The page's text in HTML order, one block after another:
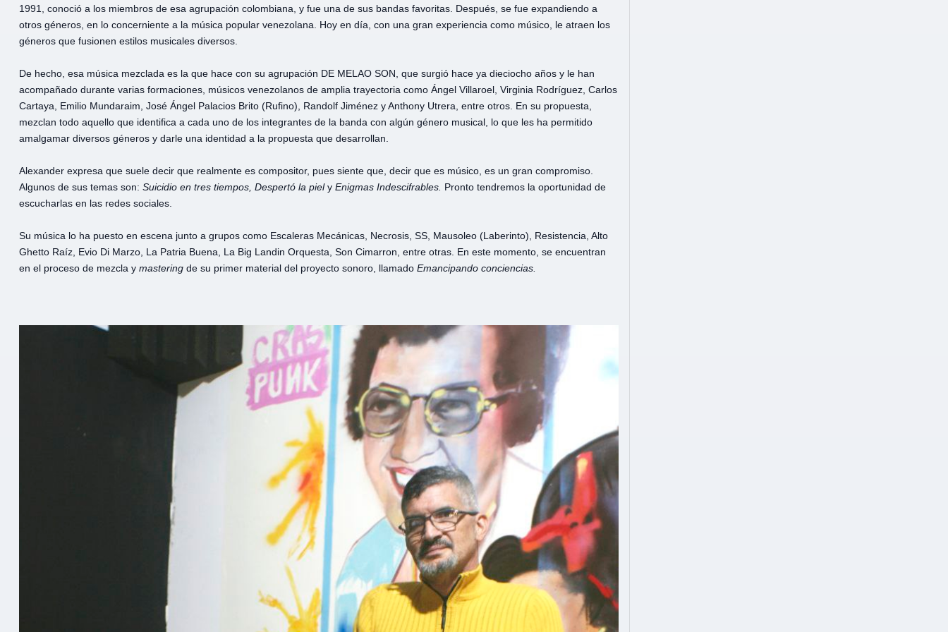
1991, conoció a los miembros de esa agrupación colombiana, y fue una de sus bandas favoritas. Después, se fue expandiendo a
otros géneros, en lo concerniente a la música popular venezolana. Hoy en día, con una gran experiencia como músico, le atraen los
géneros que fusionen estilos musicales diversos.
De hecho, esa música mezclada es la que hace con su agrupación DE MELAO SON, que surgió hace ya dieciocho años y le han
acompañado durante varias formaciones, músicos venezolanos de amplia trayectoria como Ángel Villaroel, Virginia Rodríguez, Carlos
Cartaya, Emilio Mundaraim, José Ángel Palacios Brito (Rufino), Randolf Jiménez y Anthony Utrera, entre otros. En su propuesta,
mezclan todo aquello que identifica a cada uno de los integrantes de la banda con algún género musical, lo que les ha permitido
amalgamar diversos géneros y darle una identidad a la propuesta que desarrollan.
Alexander expresa que suele decir que realmente es compositor, pues siente que, decir que es músico, es un gran compromiso.
Algunos de sus temas son: Suicidio en tres tiempos, Despertó la piely Enigmas Indescifrables. Pronto tendremos la oportunidad de
escucharlas en las redes sociales.
Su música lo ha puesto en escena junto a grupos como Escaleras Mecánicas, Necrosis, SS, Mausoleo (Laberinto), Resistencia, Alto
Ghetto Raíz, Evio Di Marzo, La Patria Buena, La Big Landin Orquesta, Son Cimarron, entre otras. En este momento, se encuentran
en el proceso de mezcla y mastering de su primer material del proyecto sonoro, llamado Emancipando conciencias.